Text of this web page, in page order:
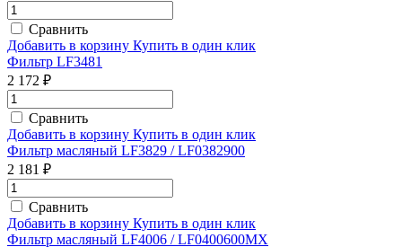
Сравнить
Добавить в корзину Купить в один клик
Фильтр LF3481
2 172 ₽
Сравнить
Добавить в корзину Купить в один клик
Фильтр масляный LF3829 / LF0382900
2 181 ₽
Сравнить
Добавить в корзину Купить в один клик
Фильтр масляный LF4006 / LF0400600MX